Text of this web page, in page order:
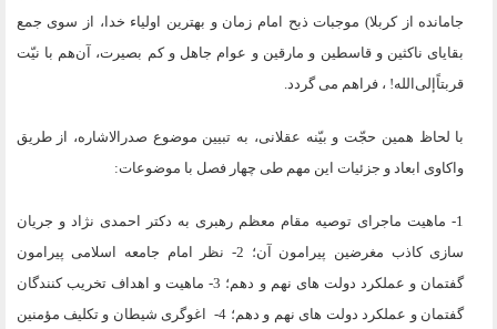
جامانده از کربلا) موجبات ذبح امام زمان و بهترین اولیاء خدا، از سوی جمع
بقایای ناکثین و قاسطین و مارقین و عوام جاهل و کم بصیرت، آن‌هم با نیّت
قربتاً‌إلی‌الله! ، فراهم می گردد.
با لحاظ همین حجّت و بیّنه عقلانی، به تبیین موضوع صدرالاشاره، از طریق
واکاوی ابعاد و جزئیات این مهم طی چهار فصل با موضوعات:
1- ماهیت ماجرای توصیه مقام معظم رهبری به دکتر احمدی نژاد و جریان
سازی کاذب مغرضین پیرامون آن؛ 2- نظر امام جامعه اسلامی پیرامون
گفتمان و عملکرد دولت های نهم و دهم؛ 3- ماهیت و اهداف تخریب کنندگان
گفتمان و عملکرد دولت های نهم و دهم؛ 4- اغوگری شیطان و تکلیف مؤمنین